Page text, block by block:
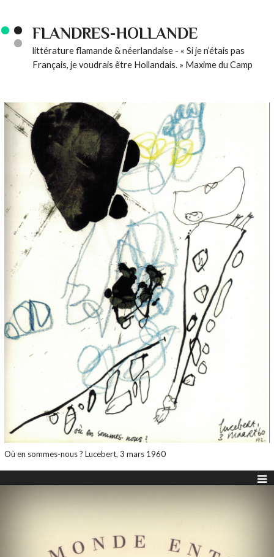
FLANDRES-HOLLANDE
littérature flamande & néerlandaise - « Si je n’étais pas
Français, je voudrais être Hollandais. » Maxime du Camp
Où en sommes-nous ? Lucebert, 3 mars 1960